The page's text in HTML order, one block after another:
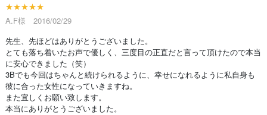
★★★★★
A.F様 2016/02/29
先生、先ほどはありがとうございました。
とても落ち着いたお声で優しく、三度目の正直だと言って頂けたので本当
に安心できました（笑）
3Bでも今回はちゃんと続けられるように、幸せになれるように私自身も
彼に合った女性になっていきますね。
また宜しくお願い致します。
本当にありがとうございました。